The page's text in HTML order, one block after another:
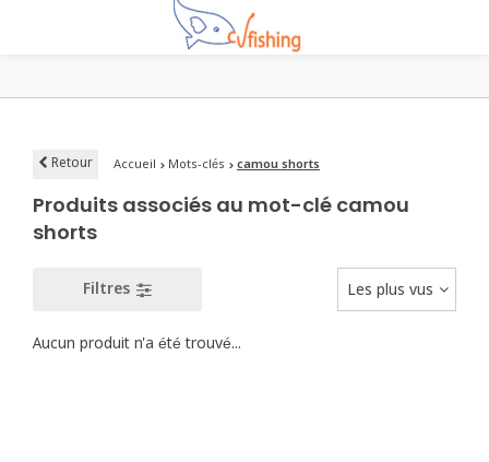
Retour Accueil Mots-clés camou shorts
Produits associés au mot-clé camou
shorts
Filtres Les plus vus
Aucun produit n'a été trouvé...